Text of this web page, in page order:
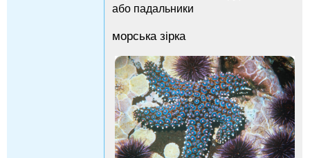
або падальники
морська зірка